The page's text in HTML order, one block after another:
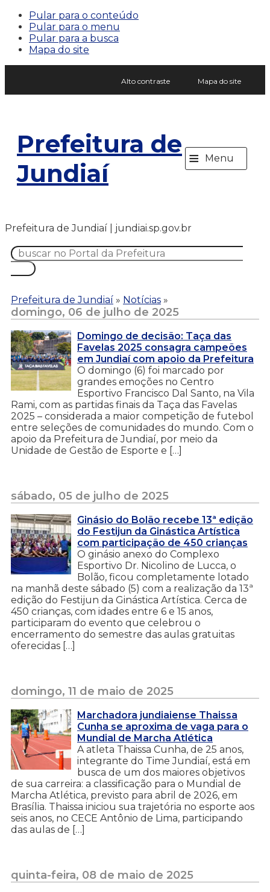
Pular para o conteúdo
Pular para o menu
Pular para a busca
Mapa do site
Alto contraste Mapa do site
Prefeitura de
Jundiaí
≡ Menu
Prefeitura de Jundiaí | jundiai.sp.gov.br
Prefeitura de Jundiaí » Notícias »
domingo, 06 de julho de 2025
Domingo de decisão: Taça das
Favelas 2025 consagra campeões
em Jundiaí com apoio da Prefeitura
O domingo (6) foi marcado por
grandes emoções no Centro
Esportivo Francisco Dal Santo, na Vila
Rami, com as partidas finais da Taça das Favelas
2025 – considerada a maior competição de futebol
entre seleções de comunidades do mundo. Com o
apoio da Prefeitura de Jundiaí, por meio da
Unidade de Gestão de Esporte e […]
sábado, 05 de julho de 2025
Ginásio do Bolão recebe 13ª edição
do Festijun da Ginástica Artística
com participação de 450 crianças
O ginásio anexo do Complexo
Esportivo Dr. Nicolino de Lucca, o
Bolão, ficou completamente lotado
na manhã deste sábado (5) com a realização da 13ª
edição do Festijun da Ginástica Artística. Cerca de
450 crianças, com idades entre 6 e 15 anos,
participaram do evento que celebrou o
encerramento do semestre das aulas gratuitas
oferecidas […]
domingo, 11 de maio de 2025
Marchadora jundiaiense Thaissa
Cunha se aproxima de vaga para o
Mundial de Marcha Atlética
A atleta Thaissa Cunha, de 25 anos,
integrante do Time Jundiaí, está em
busca de um dos maiores objetivos
de sua carreira: a classificação para o Mundial de
Marcha Atlética, previsto para abril de 2026, em
Brasília. Thaissa iniciou sua trajetória no esporte aos
seis anos, no CECE Antônio de Lima, participando
das aulas de […]
quinta-feira, 08 de maio de 2025